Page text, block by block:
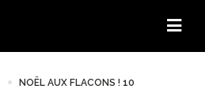
NOËL AUX FLACONS ! 10